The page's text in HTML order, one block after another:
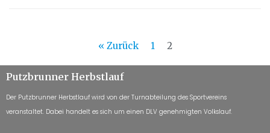
« Zurück 1 2
Putzbrunner Herbstlauf
Der Putzbrunner Herbstlauf wird von der Turnabteilung des Sportvereins
veranstaltet. Dabei handelt es sich um einen DLV genehmigten Volkslauf.